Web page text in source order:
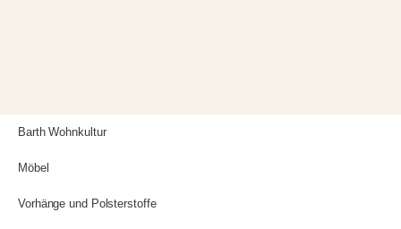
Barth Wohnkultur
Möbel
Vorhänge und Polsterstoffe